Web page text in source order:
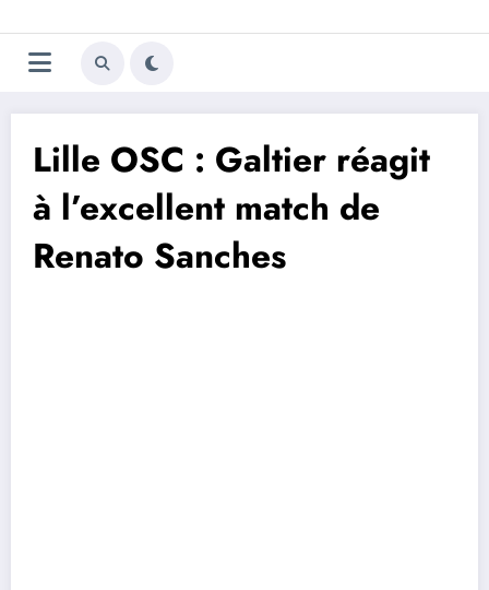
au
contenu
Trivela
L'actualité du football
Lille OSC : Galtier réagit
à l’excellent match de
Renato Sanches